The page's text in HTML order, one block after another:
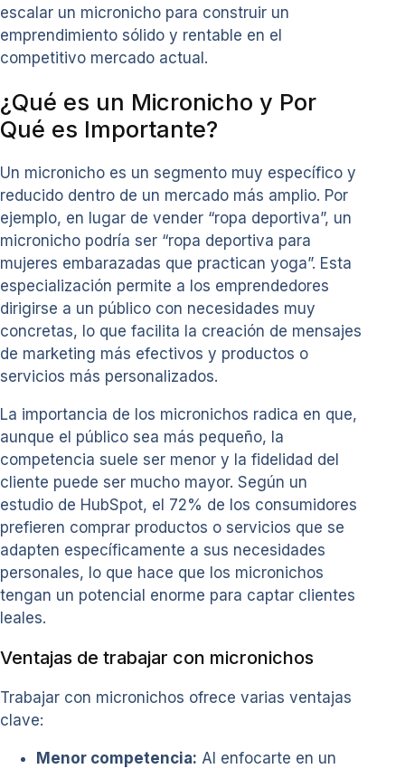
escalar un micronicho para construir un
emprendimiento sólido y rentable en el
competitivo mercado actual.
¿Qué es un Micronicho y Por
Qué es Importante?
Un micronicho es un segmento muy específico y
reducido dentro de un mercado más amplio. Por
ejemplo, en lugar de vender “ropa deportiva”, un
micronicho podría ser “ropa deportiva para
mujeres embarazadas que practican yoga”. Esta
especialización permite a los emprendedores
dirigirse a un público con necesidades muy
concretas, lo que facilita la creación de mensajes
de marketing más efectivos y productos o
servicios más personalizados.
La importancia de los micronichos radica en que,
aunque el público sea más pequeño, la
competencia suele ser menor y la fidelidad del
cliente puede ser mucho mayor. Según un
estudio de HubSpot, el 72% de los consumidores
prefieren comprar productos o servicios que se
adapten específicamente a sus necesidades
personales, lo que hace que los micronichos
tengan un potencial enorme para captar clientes
leales.
Ventajas de trabajar con micronichos
Trabajar con micronichos ofrece varias ventajas
clave:
Menor competencia: Al enfocarte en un